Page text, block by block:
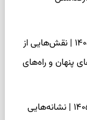
فال قهوه امروز جمعه ۱۶ مرداد ۱۴۰۵ | نقش‌هایی از
پنهان و راه‌های
فال شمع امروز جمعه ۱۶ مرداد ۱۴۰۵ | نشانه‌هایی